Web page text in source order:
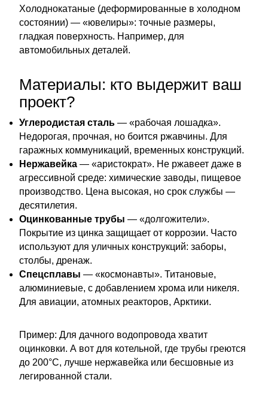
Холоднокатаные (деформированные в холодном
состоянии) — «ювелиры»: точные размеры,
гладкая поверхность. Например, для
автомобильных деталей.
Материалы: кто выдержит ваш
проект?
Углеродистая сталь — «рабочая лошадка».
Недорогая, прочная, но боится ржавчины. Для
гаражных коммуникаций, временных конструкций.
Нержавейка — «аристократ». Не ржавеет даже в
агрессивной среде: химические заводы, пищевое
производство. Цена высокая, но срок службы —
десятилетия.
Оцинкованные трубы — «долгожители».
Покрытие из цинка защищает от коррозии. Часто
используют для уличных конструкций: заборы,
столбы, дренаж.
Спецсплавы — «космонавты». Титановые,
алюминиевые, с добавлением хрома или никеля.
Для авиации, атомных реакторов, Арктики.
Пример: Для дачного водопровода хватит
оцинковки. А вот для котельной, где трубы греются
до 200°C, лучше нержавейка или бесшовные из
легированной стали.